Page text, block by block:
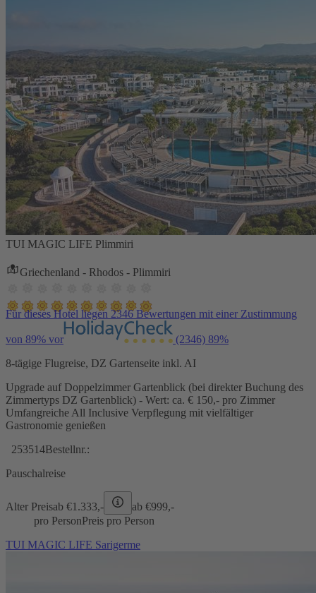
TUI MAGIC LIFE Plimmiri
Griechenland - Rhodos - Plimmiri
Für dieses Hotel liegen 2346 Bewertungen mit einer Zustimmung
von 89% vor (2346) 89%
8-tägige Flugreise, DZ Gartenseite inkl. AI
Upgrade auf Doppelzimmer Gartenblick (bei direkter Buchung des
Zimmertyps DZ Gartenblick) - Wert: ca. € 150,- pro Zimmer
Umfangreiche All Inclusive Verpflegung mit vielfältiger
Gastronomie genießen
253514Bestellnr.:
Pauschalreise
Alter Preisab €1.333,- ab €999,-
pro PersonPreis pro Person
TUI MAGIC LIFE Sarigerme